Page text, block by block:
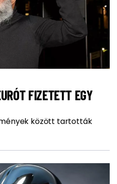
FIZETETT EGY
között tartották